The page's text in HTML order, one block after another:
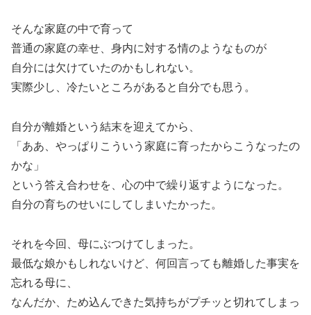
そんな家庭の中で育って
普通の家庭の幸せ、身内に対する情のようなものが
自分には欠けていたのかもしれない。
実際少し、冷たいところがあると自分でも思う。
自分が離婚という結末を迎えてから、
「ああ、やっぱりこういう家庭に育ったからこうなったの
かな」
という答え合わせを、心の中で繰り返すようになった。
自分の育ちのせいにしてしまいたかった。
それを今回、母にぶつけてしまった。
最低な娘かもしれないけど、何回言っても離婚した事実を
忘れる母に、
なんだか、ため込んできた気持ちがプチッと切れてしまっ